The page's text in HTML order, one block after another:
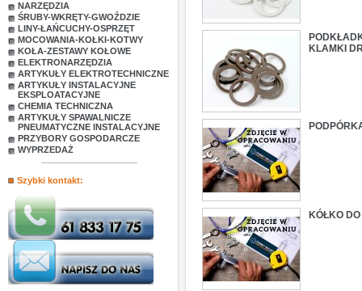
NARZĘDZIA
ŚRUBY-WKRĘTY-GWOŹDZIE
LINY-ŁAŃCUCHY-OSPRZĘT
MOCOWANIA-KOŁKI-KOTWY
KOŁA-ZESTAWY KOŁOWE
ELEKTRONARZĘDZIA
ARTYKUŁY ELEKTROTECHNICZNE
ARTYKUŁY INSTALACYJNE
EKSPLOATACYJNE
CHEMIA TECHNICZNA
ARTYKUŁY SPAWALNICZE
PNEUMATYCZNE INSTALACYJNE
PRZYBORY GOSPODARCZE
WYPRZEDAŻ
Szybki kontakt:
KLAMKI
KÓŁKO